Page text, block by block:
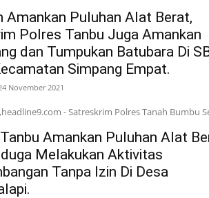
Amankan Puluhan Alat Berat,
Polres Tanbu Juga Amankan
dan Tumpukan Batubara Di
Simpang Empat.
November 2021
- Satreskrim Polres Tanah Bumbu
Amankan Puluhan Alat
Melakukan Aktivitas
Tanpa Izin Di Desa